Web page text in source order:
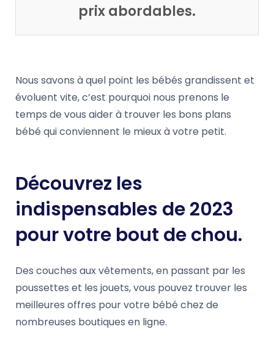
prix abordables.
Nous savons à quel point les bébés grandissent et
évoluent vite, c’est pourquoi nous prenons le
temps de vous aider à trouver les bons plans
bébé qui conviennent le mieux à votre petit.
Découvrez les
indispensables de 2023
pour votre bout de chou.
Des couches aux vêtements, en passant par les
poussettes et les jouets, vous pouvez trouver les
meilleures offres pour votre bébé chez de
nombreuses boutiques en ligne.